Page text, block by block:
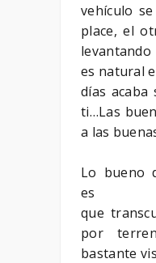
vehículo
place, el
es natural
días acaba
ti…Las
a las
Lo bueno
es
que
por
bastante